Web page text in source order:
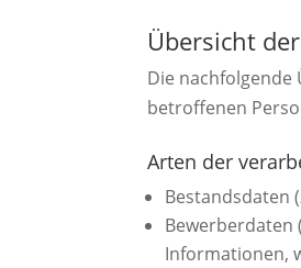
Übersicht
Die
betroffenen
Arten der
Bestandsdaten
Bewerberdaten
Informationen,